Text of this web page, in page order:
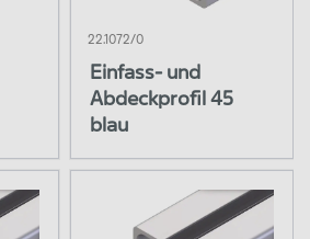
22.1072/0
Einfass- und
Abdeckprofil 45
blau